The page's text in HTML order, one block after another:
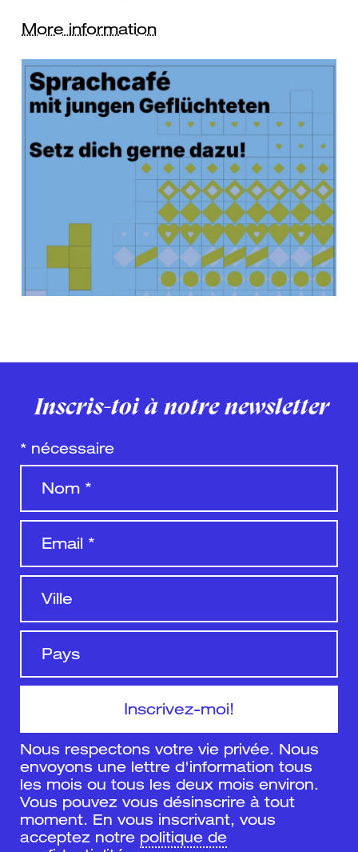
More information
Inscris-toi à notre newsletter
* nécessaire
Nous respectons votre vie privée. Nous
envoyons une lettre d'information tous
les mois ou tous les deux mois environ.
Vous pouvez vous désinscrire à tout
moment. En vous inscrivant, vous
acceptez notre politique de